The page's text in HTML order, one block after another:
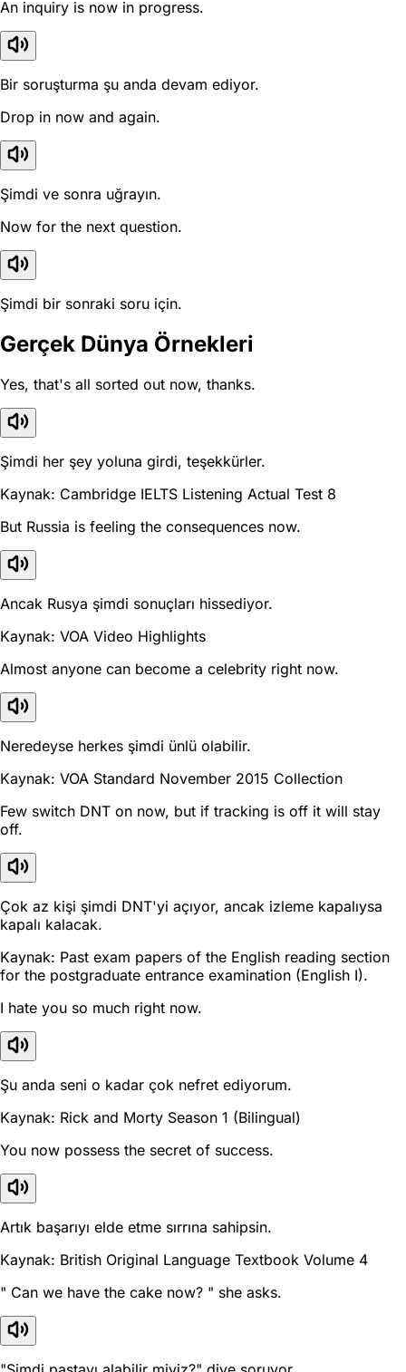
An inquiry is now in progress.
Bir soruşturma şu anda devam ediyor.
Drop in now and again.
Şimdi ve sonra uğrayın.
Now for the next question.
Şimdi bir sonraki soru için.
Gerçek Dünya Örnekleri
Yes, that's all sorted out now, thanks.
Şimdi her şey yoluna girdi, teşekkürler.
Kaynak: Cambridge IELTS Listening Actual Test 8
But Russia is feeling the consequences now.
Ancak Rusya şimdi sonuçları hissediyor.
Kaynak: VOA Video Highlights
Almost anyone can become a celebrity right now.
Neredeyse herkes şimdi ünlü olabilir.
Kaynak: VOA Standard November 2015 Collection
Few switch DNT on now, but if tracking is off it will stay
off.
Çok az kişi şimdi DNT'yi açıyor, ancak izleme kapalıysa
kapalı kalacak.
Kaynak: Past exam papers of the English reading section
for the postgraduate entrance examination (English I).
I hate you so much right now.
Şu anda seni o kadar çok nefret ediyorum.
Kaynak: Rick and Morty Season 1 (Bilingual)
You now possess the secret of success.
Artık başarıyı elde etme sırrına sahipsin.
Kaynak: British Original Language Textbook Volume 4
" Can we have the cake now? " she asks.